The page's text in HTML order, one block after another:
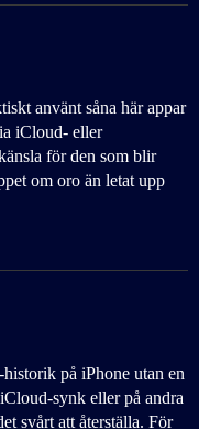
använt såna här appar
iCloud‑ eller
för den som blir
om oro än letat upp
på iPhone utan en
synk eller på andra
svårt att återställa. För